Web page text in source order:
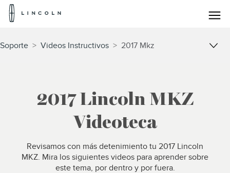
Soporte > Videos Instructivos > 2017 Mkz
2017 Lincoln MKZ
Videoteca
Revisamos con más detenimiento tu 2017 Lincoln
MKZ. Mira los siguientes videos para aprender sobre
este tema, por dentro y por fuera.